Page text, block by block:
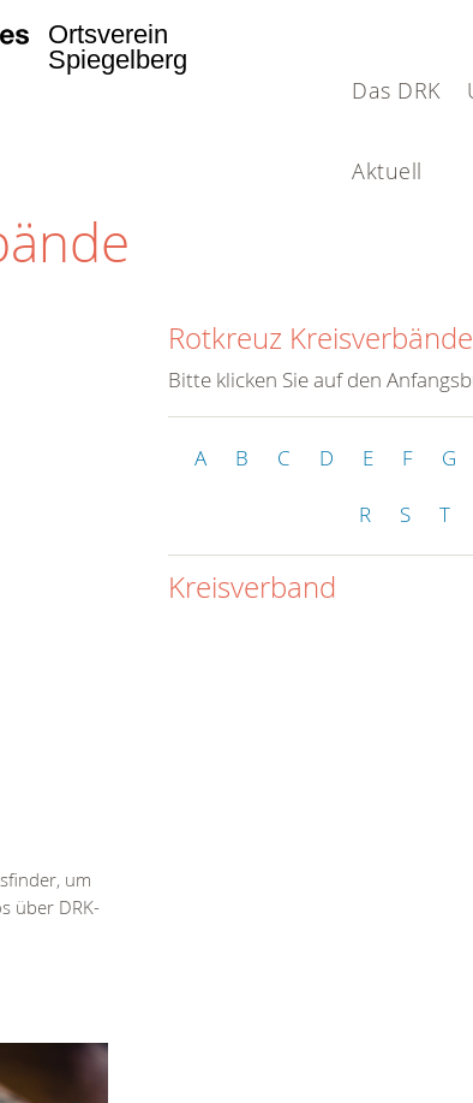
Das DRK
Aktuell
Ortsverein
Spiegelberg
Rotkreuz Kreisverbände
Bitte klicken Sie auf den
A B C D E F G
R S T
Kreisverband
um
über DRK-